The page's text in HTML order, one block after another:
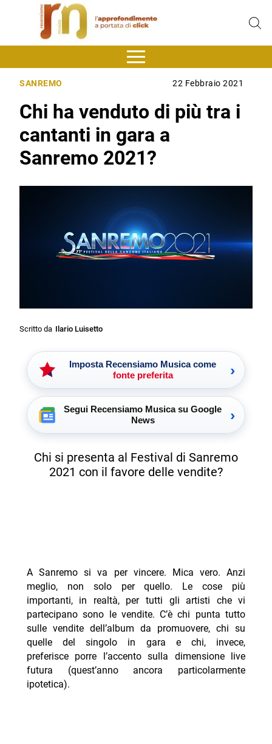
SANREMO 22 Febbraio 2021
Chi ha venduto di più tra i
cantanti in gara a
Sanremo 2021?
Scritto da Ilario Luisetto
Imposta Recensiamo Musica come
fonte preferita
›
Segui Recensiamo Musica su Google
News
›
Chi si presenta al Festival di Sanremo
2021 con il favore delle vendite?
A Sanremo si va per vincere. Mica vero. Anzi
meglio, non solo per quello. Le cose più
importanti, in realtà, per tutti gli artisti che vi
partecipano sono le vendite. C’è chi punta tutto
sulle vendite dell’album da promuovere, chi su
quelle del singolo in gara e chi, invece,
preferisce porre l’accento sulla dimensione live
futura (quest’anno ancora particolarmente
ipotetica).